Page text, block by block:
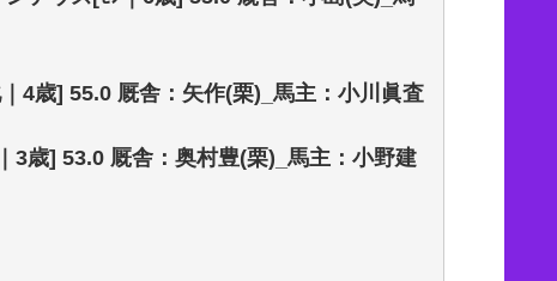
4歳] 55.0 厩舎：矢作(栗)_馬主：小川眞査
3歳] 53.0 厩舎：奥村豊(栗)_馬主：小野建